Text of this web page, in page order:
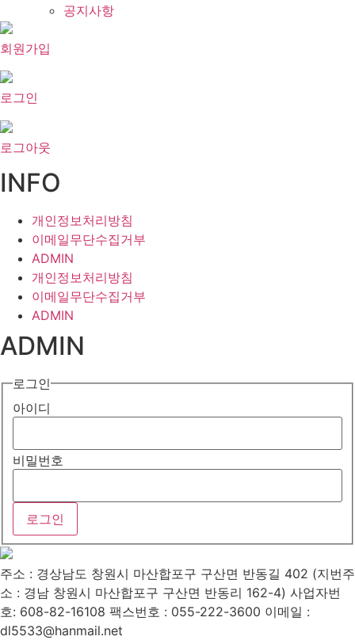
공지사항
회원가입
로그인
로그아웃
INFO
개인정보처리방침
이메일무단수집거부
ADMIN
개인정보처리방침
이메일무단수집거부
ADMIN
ADMIN
로그인
아이디
비밀번호
주소 : 경상남도 창원시 마산합포구 구산면 반동길 402 (지번주
소 : 경남 창원시 마산합포구 구산면 반동리 162-4) 사업자번
호: 608-82-16108 팩스번호 : 055-222-3600 이메일 :
dl5533@hanmail.net